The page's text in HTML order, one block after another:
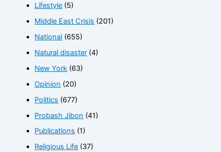
Lifestyle (5)
Middle East Crisis (201)
National (655)
Natural disaster (4)
New York (63)
Opinion (20)
Politics (677)
Probash Jibon (41)
Publications (1)
Religious Life (37)